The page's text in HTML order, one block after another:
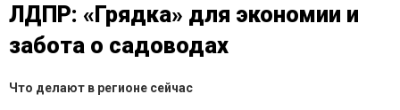
ЛДПР: «Грядка» для экономии и
забота о садоводах
Что делают в регионе сейчас